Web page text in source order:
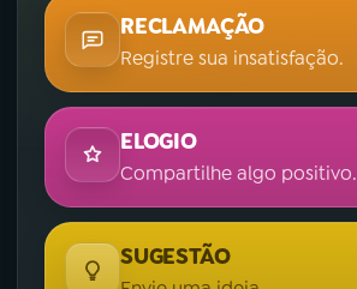
TikTok
RECLAMAÇÃO
Registre sua insatisfação.
ELOGIO
Compartilhe algo positivo.
SUGESTÃO